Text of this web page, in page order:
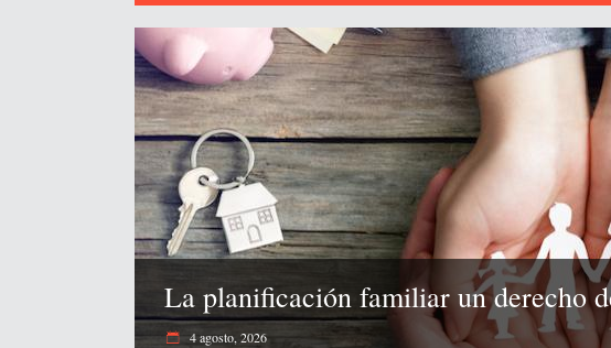
La planificación familiar un derecho
4 agosto, 2026